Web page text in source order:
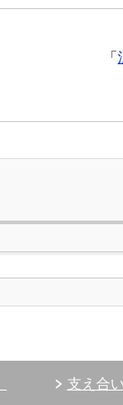
「
支え合